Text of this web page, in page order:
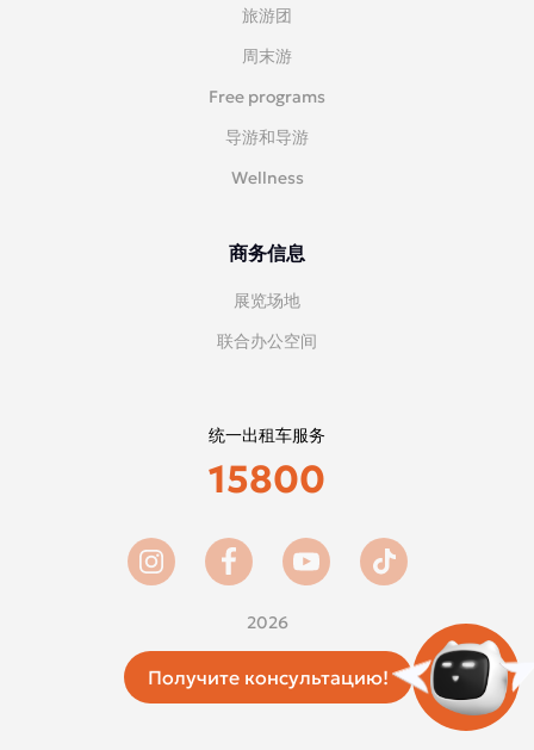
Получите консультацию!
旅游团
周末游
Free programs
导游和导游
Wellness
商务信息
展览场地
联合办公空间
2026
统一出租车服务
15800